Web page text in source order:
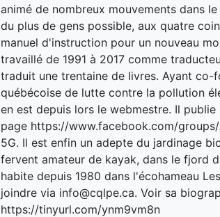
animé de nombreux mouvements dans
du plus de gens possible, aux quatre
manuel d'instruction pour un nouveau
travaillé de 1991 à 2017 comme
traduit une trentaine de livres. Ayant co-
québécoise de lutte contre la pollution
en est depuis lors le webmestre. Il
page https://www.facebook.com/
5G. Il est enfin un adepte du jardinage
fervent amateur de kayak, dans le fjord
habite depuis 1980 dans l'écohameau
joindre via info@cqlpe.ca. Voir sa
https://tinyurl.com/ynm9vm8n